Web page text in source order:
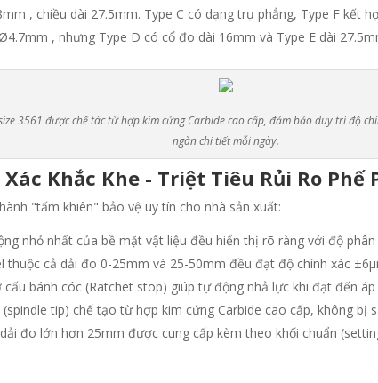
, chiều dài 27.5mm. Type C có dạng trụ phẳng, Type F kết
, nhưng Type D có cổ đo dài 16mm và Type E dài
3561 được chế tác từ hợp kim cứng Carbide cao cấp, đảm bảo duy trì độ
ngàn chi tiết mỗi ngày.
Khắc Khe - Triệt Tiêu Rủi Ro Phế
"tấm khiên" bảo vệ uy tín cho nhà sản xuất:
nhỏ nhất của bề mặt vật liệu đều hiển thị rõ ràng với độ
thuộc cả dải đo 0-25mm và 25-50mm đều đạt độ chính xác
cấu bánh cóc (Ratchet stop) giúp tự động nhả lực khi đạt đến
(spindle tip) chế tạo từ hợp kim cứng Carbide cao cấp, không bị
đo lớn hơn 25mm được cung cấp kèm theo khối chuẩn